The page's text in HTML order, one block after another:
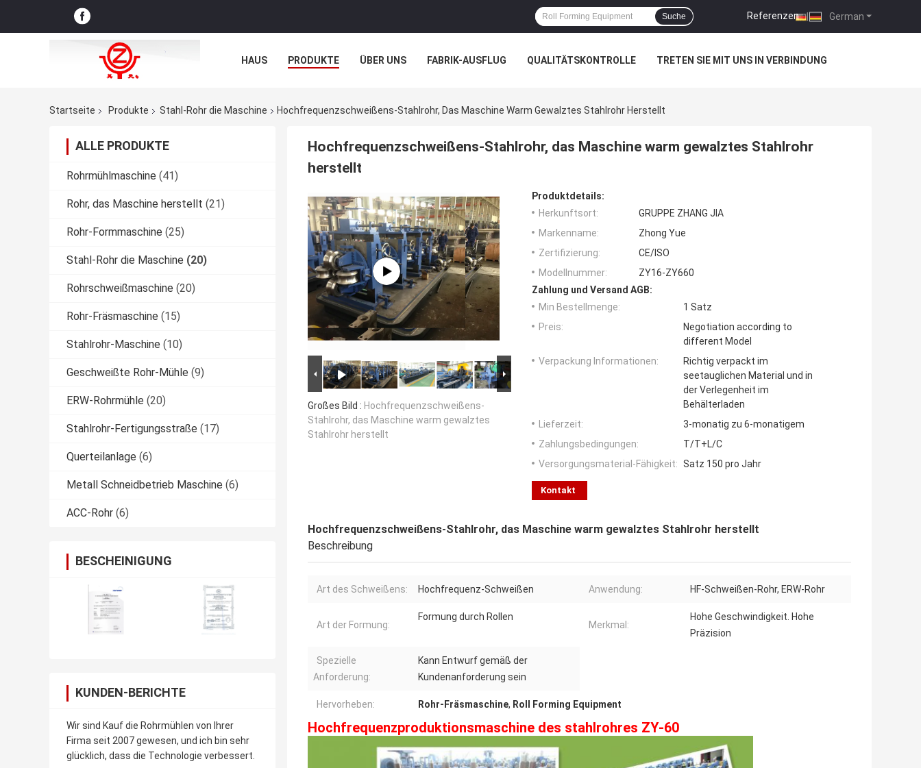
German
Referenzen |
Suche
HAUS PRODUKTE ÜBER UNS FABRIK-AUSFLUG QUALITÄTSKONTROLLE TRETEN SIE MIT UNS IN VERBINDUNG
Startseite
Produkte Stahl-Rohr die Maschine Hochfrequenzschweißens-Stahlrohr, Das Maschine Warm Gewalztes Stahlrohr Herstellt
ALLE PRODUKTE
Rohrmühlmaschine (41)
Rohr, das Maschine herstellt (21)
Rohr-Formmaschine (25)
Stahl-Rohr die Maschine (20)
Rohrschweißmaschine (20)
Rohr-Fräsmaschine (15)
Stahlrohr-Maschine (10)
Geschweißte Rohr-Mühle (9)
ERW-Rohrmühle (20)
Stahlrohr-Fertigungsstraße (17)
Querteilanlage (6)
Metall Schneidbetrieb Maschine (6)
ACC-Rohr (6)
BESCHEINIGUNG
KUNDEN-BERICHTE
Wir sind Kauf die Rohrmühlen von Ihrer
Firma seit 2007 gewesen, und ich bin sehr
glücklich, dass die Technologie verbessert.
Hochfrequenzschweißens-Stahlrohr, das Maschine warm gewalztes Stahlrohr
herstellt
Großes Bild : Hochfrequenzschweißens-
Stahlrohr, das Maschine warm gewalztes
Stahlrohr herstellt
Produktdetails:
Herkunftsort:
GRUPPE ZHANG JIA
Markenname:
Zhong Yue
Zertifizierung:
CE/ISO
Modellnummer:
ZY16-ZY660
Zahlung und Versand AGB:
Min Bestellmenge:
1 Satz
Preis:
Negotiation according to
different Model
Verpackung Informationen:
Richtig verpackt im
seetauglichen Material und in
der Verlegenheit im
Behälterladen
Lieferzeit:
3-monatig zu 6-monatigem
Zahlungsbedingungen:
T/T+L/C
Versorgungsmaterial-Fähigkeit: Satz 150 pro Jahr
Kontakt
Hochfrequenzschweißens-Stahlrohr, das Maschine warm gewalztes Stahlrohr herstellt
Beschreibung
Art des Schweißens: Hochfrequenz-Schweißen Anwendung: HF-Schweißen-Rohr, ERW-Rohr
Art der Formung:
Formung durch Rollen
Merkmal:
Hohe Geschwindigkeit. Hohe
Präzision
Spezielle
Anforderung:
Kann Entwurf gemäß der
Kundenanforderung sein
Hervorheben: Rohr-Fräsmaschine, Roll Forming Equipment
Hochfrequenzproduktionsmaschine des stahlrohres ZY-60